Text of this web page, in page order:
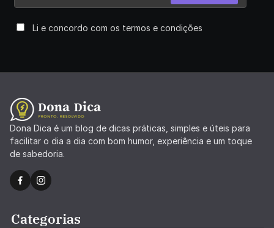
Li e concordo com os termos e condições
Dona Dica é um blog de dicas práticas, simples e úteis para
facilitar o dia a dia com bom humor, experiência e um toque
de sabedoria.
Categorias